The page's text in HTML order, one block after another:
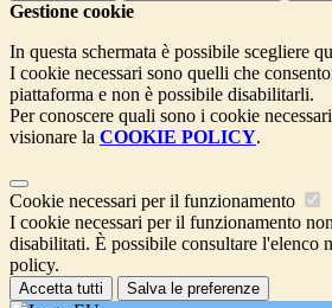
Gestione cookie
In questa schermata è possibile scegliere
I cookie necessari sono quelli che
piattaforma e non è possibile disabilitarli.
Per conoscere quali sono i cookie
visionare la COOKIE POLICY.
Cookie necessari per il funzionamento
I cookie necessari per il funzionamento
disabilitati. È possibile consultare l'elenco
policy.
Accetta tutti Salva le preferenze